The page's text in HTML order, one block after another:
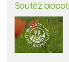
Soutěž